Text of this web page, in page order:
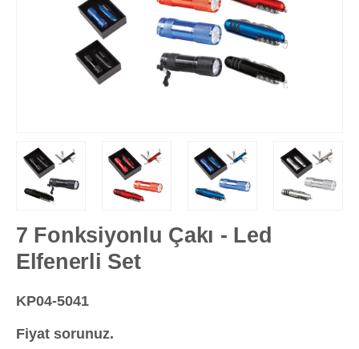
7 Fonksiyonlu Çakı - Led
Elfenerli Set
KP04-5041
Fiyat sorunuz.